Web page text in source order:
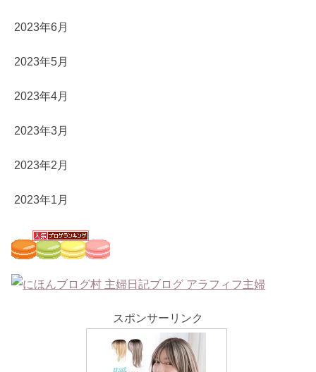
2023年6月
2023年5月
2023年4月
2023年3月
2023年2月
2023年1月
スポンサーリンク